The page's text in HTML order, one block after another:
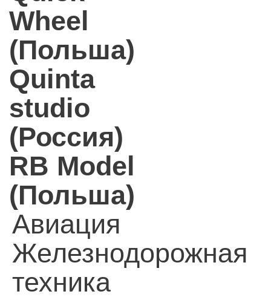
Wheel
(Польша)
Quinta
studio
(Россия)
RB Model
(Польша)
Авиация
Железнодорожная
техника